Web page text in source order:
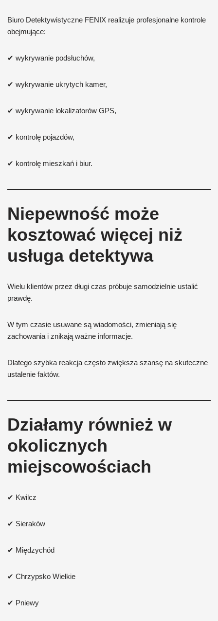
Biuro Detektywistyczne FENIX realizuje profesjonalne kontrole
obejmujące:
✔ wykrywanie podsłuchów,
✔ wykrywanie ukrytych kamer,
✔ wykrywanie lokalizatorów GPS,
✔ kontrolę pojazdów,
✔ kontrolę mieszkań i biur.
Niepewność może
kosztować więcej niż
usługa detektywa
Wielu klientów przez długi czas próbuje samodzielnie ustalić
prawdę.
W tym czasie usuwane są wiadomości, zmieniają się
zachowania i znikają ważne informacje.
Dlatego szybka reakcja często zwiększa szansę na skuteczne
ustalenie faktów.
Działamy również w
okolicznych
miejscowościach
✔ Kwilcz
✔ Sieraków
✔ Międzychód
✔ Chrzypsko Wielkie
✔ Pniewy